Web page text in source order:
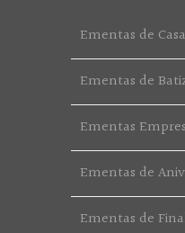
Ementas de
Ementas de
Ementas
Ementas de
Ementas de